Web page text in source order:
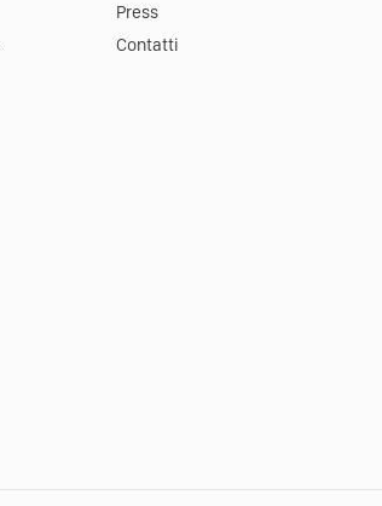
Press
Contatti